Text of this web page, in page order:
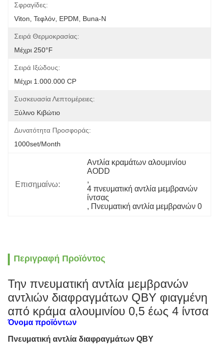
Σφραγίδες:
Viton, Τεφλόν, EPDM, Buna-Ν
Σειρά Θερμοκρασίας:
Μέχρι 250°F
Σειρά Ιξώδους:
Μέχρι 1.000.000 CP
Συσκευασία Λεπτομέρειες:
Ξύλινο Κιβώτιο
Δυνατότητα Προσφοράς:
1000set/month
Επισημαίνω:
Αντλία κραμάτων αλουμινίου
AODD
,
4 πνευματική αντλία μεμβρανών
ίντσας
, Πνευματική αντλία μεμβρανών 0
Περιγραφή Προϊόντος
Την πνευματική αντλία μεμβρανών
αντλιών διαφραγμάτων QBY φιαγμένη
από κράμα αλουμινίου 0,5 έως 4 ίντσα
Όνομα προϊόντων
Πνευματική αντλία διαφραγμάτων QBY